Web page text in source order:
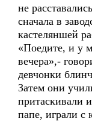
не
сначала в
кастеляншей
«Поедите, и у
вечера»,-
девчонки
Затем они
притаскивали
папе, играли с